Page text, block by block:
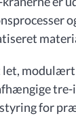
let,
tre-
for